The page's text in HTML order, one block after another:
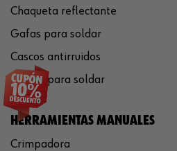
Chaqueta reflectante
Gafas para soldar
Cascos antirruidos
Careta para soldar
HERRAMIENTAS MANUALES
Crimpadora